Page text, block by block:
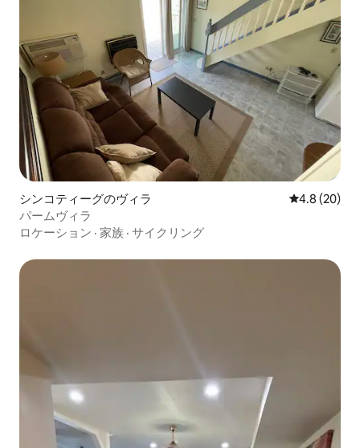
シンコティーグのヴィラ レビュー20
4.8 (20)
パームヴィラ
ロケーション · 家族 · サイクリング